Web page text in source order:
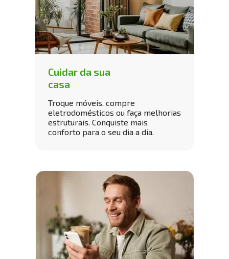
Cuidar da sua
casa
Troque móveis, compre
eletrodomésticos ou faça melhorias
estruturais. Conquiste mais
conforto para o seu dia a dia.